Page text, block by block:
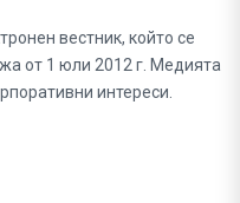
вестник, който се
от 1 юли 2012 г. Медията
интереси.